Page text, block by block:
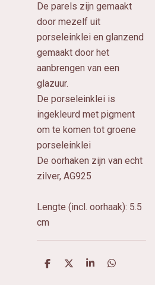
De parels zijn gemaakt
door mezelf uit
porseleinklei en glanzend
gemaakt door het
aanbrengen van een
glazuur.
De porseleinklei is
ingekleurd met pigment
om te komen tot groene
porseleinklei
De oorhaken zijn van echt
zilver, AG925
Lengte (incl. oorhaak): 5.5
cm
D
D
S
D